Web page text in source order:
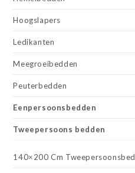
Hoogslapers
Ledikanten
Meegroeibedden
Peuterbedden
Eenpersoonsbedden
Tweepersoons bedden
140×200 Cm